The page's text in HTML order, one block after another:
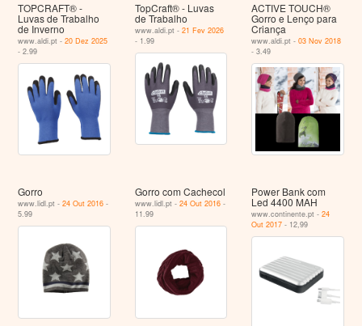
TOPCRAFT® -
Luvas de Trabalho
de Inverno
www.aldi.pt -20 Dez 2025
- 2.99
TopCraft® - Luvas
de Trabalho
www.aldi.pt - 21 Fev 2026
- 1.99
ACTIVE TOUCH®
Gorro e Lenço para
Criança
www.aldi.pt -03 Nov 2018
- 3.49
Gorro
www.lidl.pt -24 Out 2016 -
5.99
Gorro com Cachecol
www.lidl.pt - 24 Out 2016-
11.99
Power Bank com
Led 4400 MAH
www.continente.pt -24
Out 2017 - 12,99